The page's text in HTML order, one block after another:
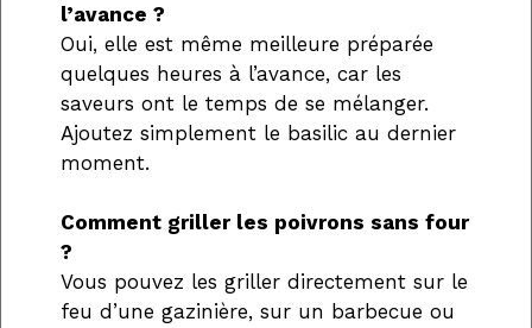
l’avance ?
Oui, elle est même meilleure préparée
quelques heures à l’avance, car les
saveurs ont le temps de se mélanger.
Ajoutez simplement le basilic au dernier
moment.
Comment griller les poivrons sans four
?
Vous pouvez les griller directement sur le
feu d’une gazinière, sur un barbecue ou